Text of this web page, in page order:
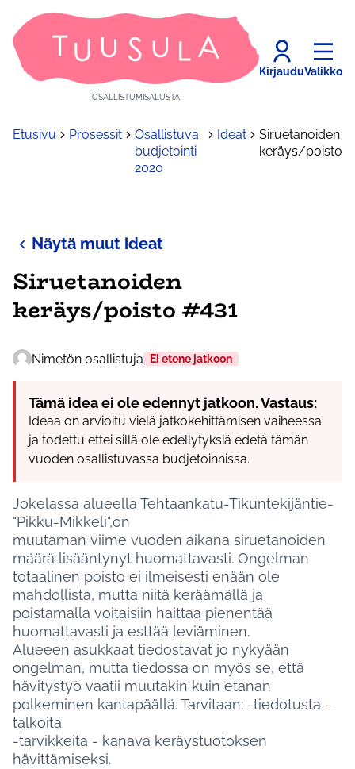
OSALLISTUMISALUSTA
KirjauduValikko
Etusivu Prosessit
Osallistuva
budjetointi
2020
Ideat
Siruetanoiden
keräys/poisto
Näytä muut ideat
Siruetanoiden
keräys/poisto #431
Nimetön osallistuja Ei etene jatkoon
Tämä idea ei ole edennyt jatkoon. Vastaus:
Ideaa on arvioitu vielä jatkokehittämisen vaiheessa
ja todettu ettei sillä ole edellytyksiä edetä tämän
vuoden osallistuvassa budjetoinnissa.
Jokelassa alueella Tehtaankatu-Tikuntekijäntie-
"Pikku-Mikkeli",on
muutaman viime vuoden aikana siruetanoiden
määrä lisääntynyt huomattavasti. Ongelman
totaalinen poisto ei ilmeisesti enään ole
mahdollista, mutta niitä keräämällä ja
poistamalla voitaisiin haittaa pienentää
huomattavasti ja esttää leviäminen.
Alueeen asukkaat tiedostavat jo nykyään
ongelman, mutta tiedossa on myös se, että
hävitystyö vaatii muutakin kuin etanan
polkeminen kantapäällä. Tarvitaan: -tiedotusta -
talkoita
-tarvikkeita - kanava keräystuotoksen
hävittämiseksi.